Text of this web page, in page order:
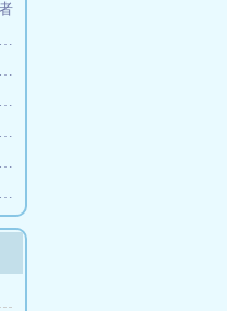
全是妖孽主角，你让我怎么当老大
穿成军婚女主的妹妹后，剧情崩了
界之以德服人
重生1951，我是傻柱？
程门失火，殃及池瑜
老公死后，我和小叔子he了